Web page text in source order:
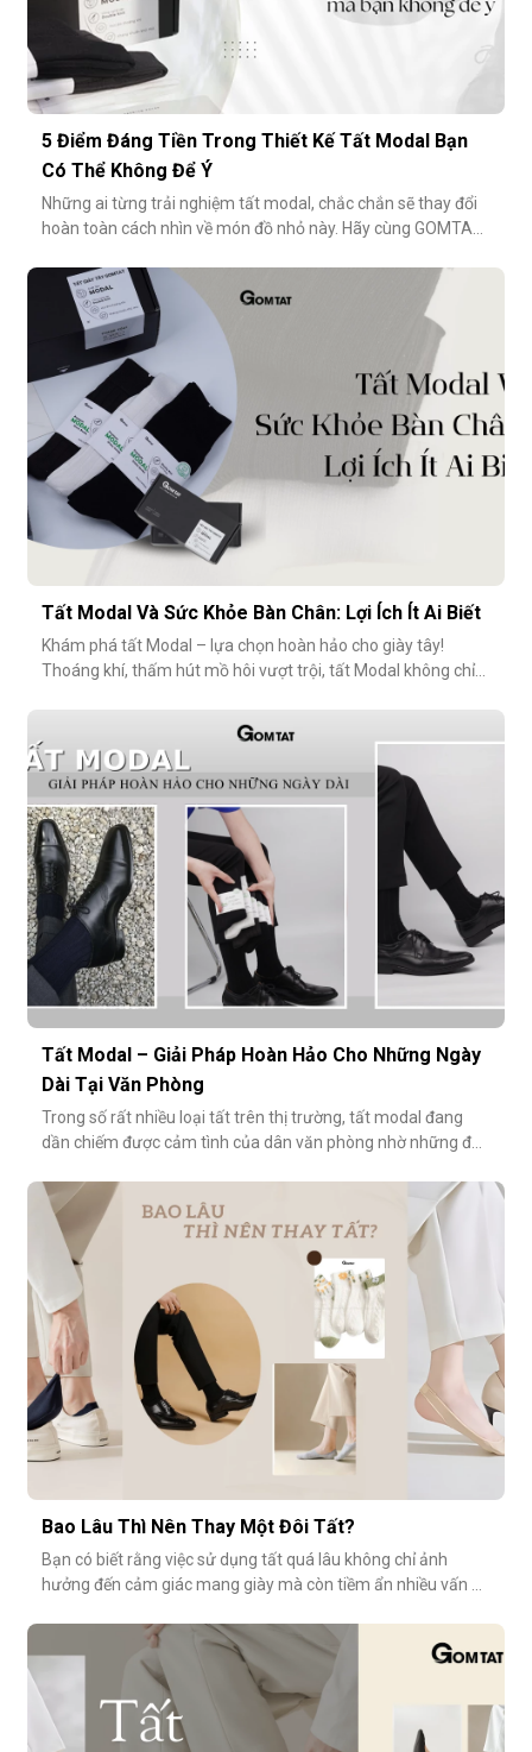
5 Điểm Đáng Tiền Trong Thiết Kế Tất Modal Bạn
Có Thể Không Để Ý
Những ai từng trải nghiệm tất modal, chắc chắn sẽ thay đổi
hoàn toàn cách nhìn về món đồ nhỏ này. Hãy cùng GOMTAT
modal cao cấp – những điều có thể bạn chưa từng để ý
nhưng lại ảnh hưởng rất nhiều đến trải nghiệm hằng
ngày.Chất liệu sợi modalĐiểm
Tất Modal Và Sức Khỏe Bàn Chân: Lợi Ích Ít Ai Biết
Khám phá tất Modal – lựa chọn hoàn hảo cho giày tây!
Thoáng khí, thấm hút mồ hôi vượt trội, tất Modal không chỉ
ngăn mùi hôi và bệnh da liễu. Hãy cùng khám phá lý do vì sao
tất Modal đang trở thành xu hướng không thể thiếu cho các
quý ông hiện đ
Tất Modal – Giải Pháp Hoàn Hảo Cho Những Ngày
Dài Tại Văn Phòng
Trong số rất nhiều loại tất trên thị trường, tất modal đang
dần chiếm được cảm tình của dân văn phòng nhờ những đặc
cùng khám phá vì sao tất modal lại được xem là lựa chọn lý
tưởng cho những ngày dài tại văn phòng.Khi đôi chân “lên
tiếng” s
Bao Lâu Thì Nên Thay Một Đôi Tất?
Bạn có biết rằng việc sử dụng tất quá lâu không chỉ ảnh
hưởng đến cảm giác mang giày mà còn tiềm ẩn nhiều vấn đề
Cùng GOMTAT tìm hiểu nhé.Tuổi thọ trung bình của một đôi
tất là bao lâu?Trung bình, một đôi tất sử dụng thường xuyên